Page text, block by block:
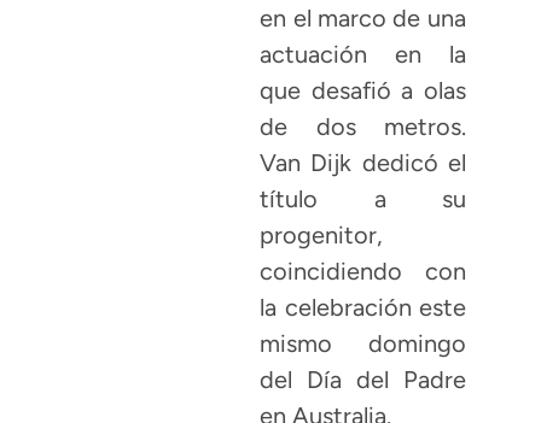
en el marco de una
actuación en la
que desafió a olas
de dos metros.
Van Dijk dedicó el
título a su
progenitor,
coincidiendo con
la celebración este
mismo domingo
del Día del Padre
en Australia.